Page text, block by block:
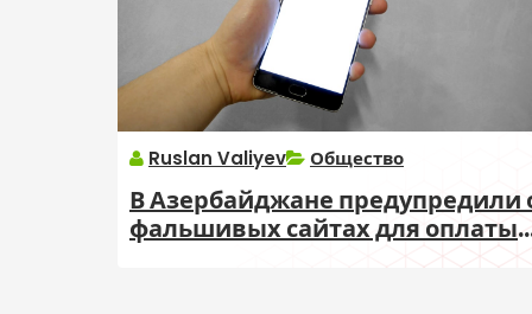
Ruslan Valiyev Общество
В Азербайджане предупредили
фальшивых сайтах для оплаты